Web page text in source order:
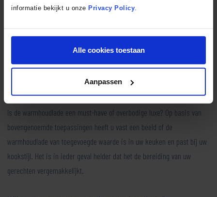
informatie bekijkt u onze Privacy Policy
Alle cookies toestaan
Aanpassen
Conclusie warmhoudlade must-have of overbodige
Is de warmhoudlade een must-have of overbodige luxe? Op basis van
bovengenoemde toepassingen heeft u vast een beeld of de
warmhoudlade van toegevoegde waarde is in uw keuken en past bij uw
kookstijl. Het is in ieder geval helder dat het de bereiding van uw
gerechten vergemakkelijkt.